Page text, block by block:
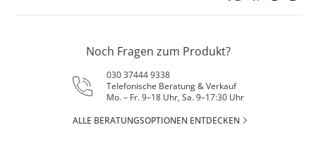
Noch Fragen zum Produkt?
030 37444 9338
Telefonische Beratung & Verkauf
Mo. – Fr. 9–18 Uhr, Sa. 9–17:30 Uhr
ALLE BERATUNGSOPTIONEN ENTDECKEN